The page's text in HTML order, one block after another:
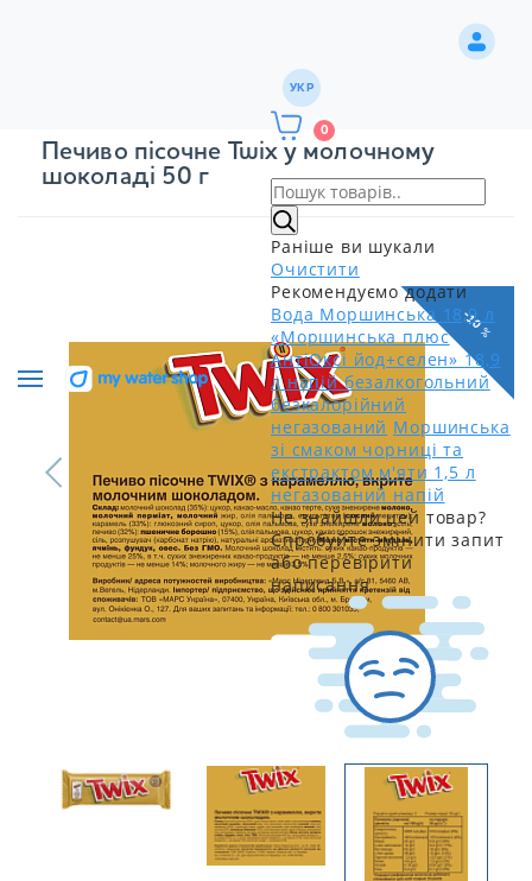
УКР
0
Раніше ви шукали
Очистити
Рекомендуємо додати
Вода Моршинська 18,9 л
«Моршинська плюс
АнтіОксі йод+селен» 18,9
л напій безалкогольний
безкалорійний
негазований Моршинська
зі смаком чорниці та
екстрактом м'яти 1,5 л
негазований напій
Не знайшли цей товар?
Спробуйте змінити запит
або перевірити
написання
Печиво пісочне Twix у молочному
шоколаді 50 г
-10 %